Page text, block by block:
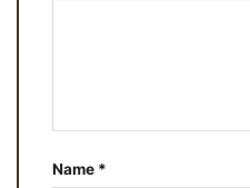
Name *